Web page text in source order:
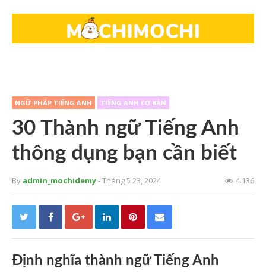
NGỮ PHÁP TIẾNG ANH TIẾNG ANH CƠ BẢN
30 Thành ngữ Tiếng Anh
thông dụng bạn cần biết
By admin_mochidemy- Tháng 5 23, 2024 4.136
Định nghĩa thành ngữ Tiếng Anh